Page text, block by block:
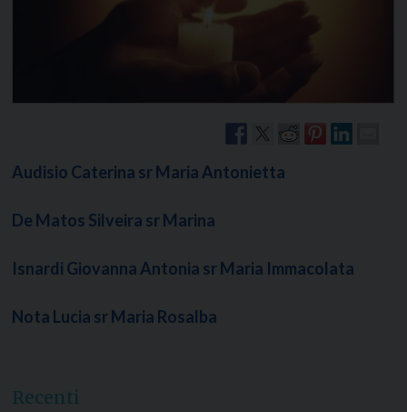
Audisio Caterina sr Maria Antonietta
De Matos Silveira sr Marina
Isnardi Giovanna Antonia sr Maria Immacolata
Nota Lucia sr Maria Rosalba
Recenti